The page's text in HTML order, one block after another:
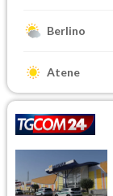
Berlino
Atene